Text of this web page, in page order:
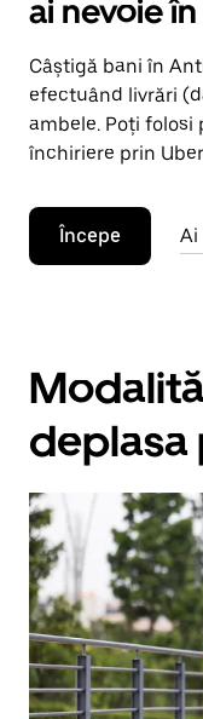
ai nevoie
Câștigă bani în
efectuând livrări
ambele. Poți folosi
închiriere prin
Începe Ai
deplasa